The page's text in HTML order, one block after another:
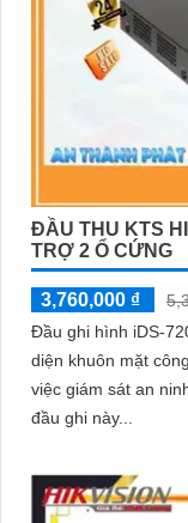
ĐẦU THU KTS
TRỢ 2 Ổ CỨNG
3,760,000 ₫
Đầu ghi hình iDS-
diện khuôn mặt
việc giám sát an
đầu ghi này...